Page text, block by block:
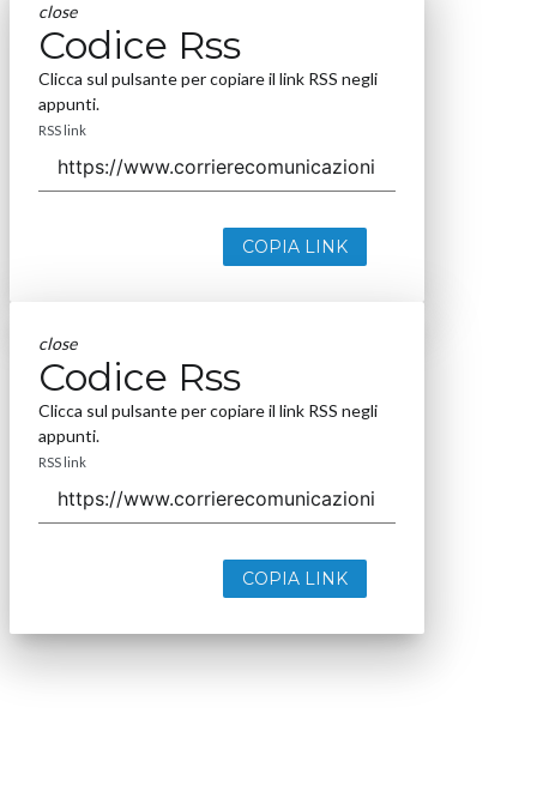
close
Codice Rss
Clicca sul pulsante per copiare il link RSS negli
appunti.
RSS link
COPIA LINK
close
Codice Rss
Clicca sul pulsante per copiare il link RSS negli
appunti.
RSS link
COPIA LINK